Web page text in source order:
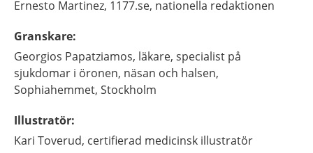
Ernesto Martinez, 1177.se, nationella redaktionen
Granskare:
Georgios Papatziamos, läkare, specialist på
sjukdomar i öronen, näsan och halsen,
Sophiahemmet, Stockholm
Illustratör:
Kari Toverud, certifierad medicinsk illustratör